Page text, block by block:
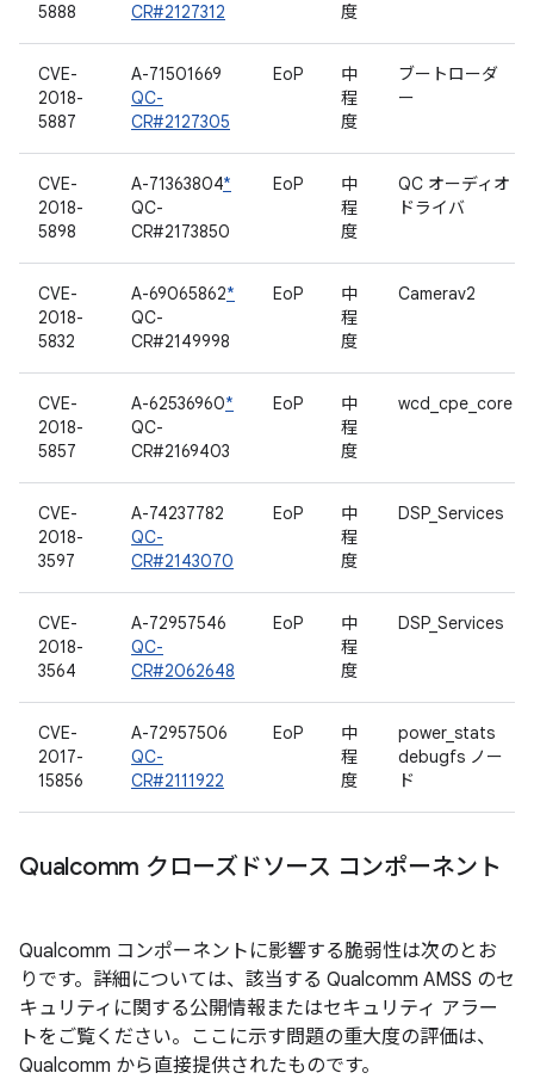
5888
CR#2127312
度
CVE-
2018-
5887
A-71501669
QC-
CR#2127305
EoP
中
程
度
ブートローダ
ー
CVE-
2018-
5898
A-71363804*
QC-
CR#2173850
EoP
中
程
度
QC オーディオ
ドライバ
CVE-
2018-
5832
A-69065862*
QC-
CR#2149998
EoP
中
程
度
Camerav2
CVE-
2018-
5857
A-62536960*
QC-
CR#2169403
EoP
中
程
度
wcd_cpe_core
CVE-
2018-
3597
A-74237782
QC-
CR#2143070
EoP
中
程
度
DSP_Services
CVE-
2018-
3564
A-72957546
QC-
CR#2062648
EoP
中
程
度
DSP_Services
CVE-
2017-
15856
A-72957506
QC-
CR#2111922
EoP
中
程
度
power_stats
debugfs ノー
ド
Qualcomm クローズドソース コンポーネント
Qualcomm コンポーネントに影響する脆弱性は次のとお
りです。詳細については、該当する Qualcomm AMSS のセ
キュリティに関する公開情報またはセキュリティ アラー
トをご覧ください。ここに示す問題の重大度の評価は、
Qualcomm から直接提供されたものです。